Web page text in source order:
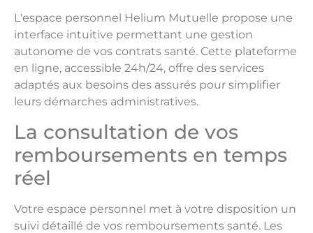
L'espace personnel Helium Mutuelle propose une
interface intuitive permettant une gestion
autonome de vos contrats santé. Cette plateforme
en ligne, accessible 24h/24, offre des services
adaptés aux besoins des assurés pour simplifier
leurs démarches administratives.
La consultation de vos
remboursements en temps
réel
Votre espace personnel met à votre disposition un
suivi détaillé de vos remboursements santé. Les